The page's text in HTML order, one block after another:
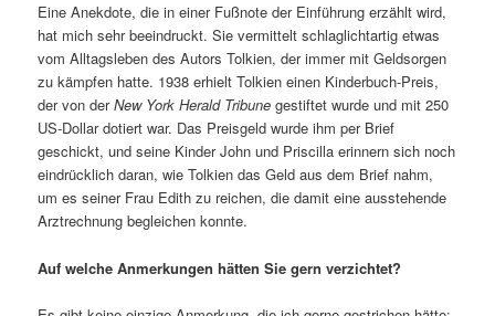
Eine Anekdote, die in einer Fußnote der Einführung erzählt wird,
hat mich sehr beeindruckt. Sie vermittelt schlaglichtartig etwas
vom Alltagsleben des Autors Tolkien, der immer mit Geldsorgen
zu kämpfen hatte. 1938 erhielt Tolkien einen Kinderbuch-Preis,
der von derNew York Herald Tribune gestiftet wurde und mit 250
US-Dollar dotiert war. Das Preisgeld wurde ihm per Brief
geschickt, und seine Kinder John und Priscilla erinnern sich noch
eindrücklich daran, wie Tolkien das Geld aus dem Brief nahm,
um es seiner Frau Edith zu reichen, die damit eine ausstehende
Arztrechnung begleichen konnte.
Auf welche Anmerkungen hätten Sie gern verzichtet?